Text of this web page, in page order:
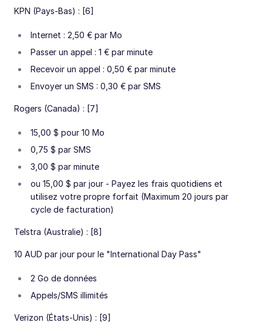
KPN (Pays-Bas) : [6]
Internet : 2,50 € par Mo
Passer un appel : 1 € par minute
Recevoir un appel : 0,50 € par minute
Envoyer un SMS : 0,30 € par SMS
Rogers (Canada) : [7]
15,00 $ pour 10 Mo
0,75 $ par SMS
3,00 $ par minute
ou 15,00 $ par jour - Payez les frais quotidiens et
utilisez votre propre forfait (Maximum 20 jours par
cycle de facturation)
Telstra (Australie) : [8]
10 AUD par jour pour le "International Day Pass"
2 Go de données
Appels/SMS illimités
Verizon (États-Unis) : [9]